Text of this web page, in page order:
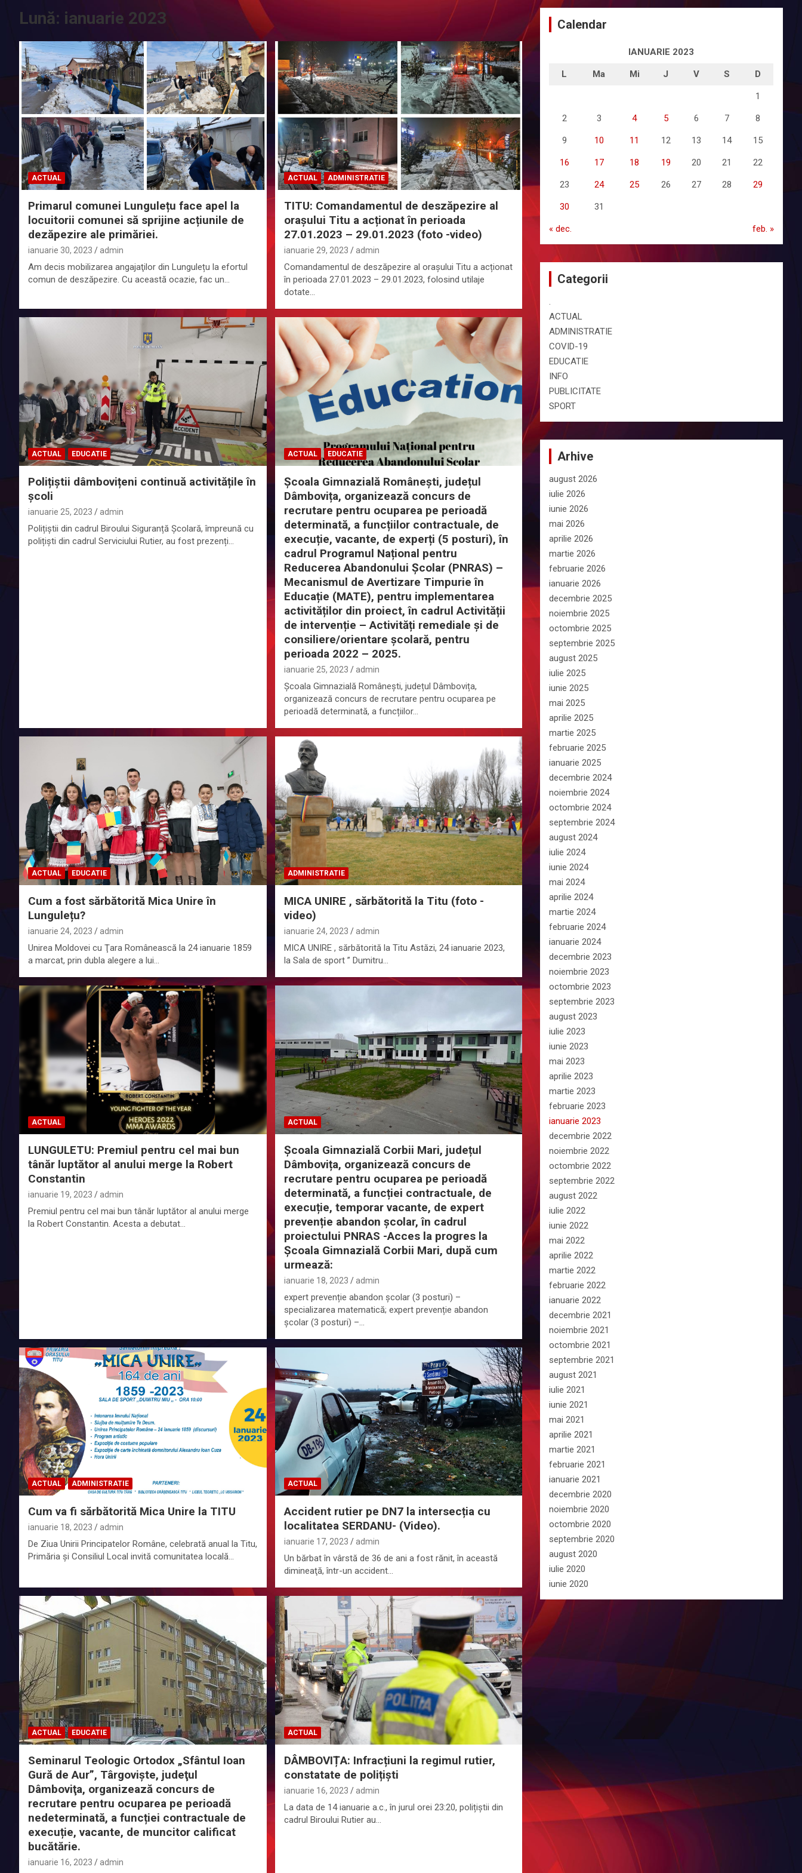
Lună: ianuarie 2023
ACTUAL
Primarul comunei Lungulețu face apel la
locuitorii comunei să sprijine acțiunile de
dezăpezire ale primăriei.
ianuarie 30, 2023 admin
Am decis mobilizarea angajaţilor din Lungulețu la efortul
comun de deszăpezire. Cu această ocazie, fac un…
ACTUAL ADMINISTRATIE
TITU: Comandamentul de deszăpezire al
orașului Titu a acționat în perioada
27.01.2023 – 29.01.2023 (foto -video)
ianuarie 29, 2023 admin
Comandamentul de deszăpezire al orașului Titu a acționat
în perioada 27.01.2023 – 29.01.2023, folosind utilaje
dotate…
ACTUAL EDUCATIE
Polițiștii dâmbovițeni continuă activitățile în
școli
ianuarie 25, 2023 admin
Polițiștii din cadrul Biroului Siguranță Școlară, împreună cu
polițiști din cadrul Serviciului Rutier, au fost prezenți…
ACTUAL EDUCATIE
Școala Gimnazială Românești, județul
Dâmbovița, organizează concurs de
recrutare pentru ocuparea pe perioadă
determinată, a funcțiilor contractuale, de
execuție, vacante, de experți (5 posturi), în
cadrul Programul Național pentru
Reducerea Abandonului Școlar (PNRAS) –
Mecanismul de Avertizare Timpurie în
Educație (MATE), pentru implementarea
activităților din proiect, în cadrul Activității
de intervenție – Activități remediale și de
consiliere/orientare școlară, pentru
perioada 2022 – 2025.
ianuarie 25, 2023 admin
Școala Gimnazială Românești, județul Dâmbovița,
organizează concurs de recrutare pentru ocuparea pe
perioadă determinată, a funcțiilor…
ACTUAL EDUCATIE
Cum a fost sărbătorită Mica Unire în
Lungulețu?
ianuarie 24, 2023 admin
Unirea Moldovei cu Ţara Românească la 24 ianuarie 1859
a marcat, prin dubla alegere a lui…
ADMINISTRATIE
MICA UNIRE , sărbătorită la Titu (foto -
video)
ianuarie 24, 2023 admin
MICA UNIRE , sărbătorită la Titu Astăzi, 24 ianuarie 2023,
la Sala de sport ” Dumitru…
ACTUAL
LUNGULETU: Premiul pentru cel mai bun
tânăr luptător al anului merge la Robert
Constantin
ianuarie 19, 2023 admin
Premiul pentru cel mai bun tânăr luptător al anului merge
la Robert Constantin. Acesta a debutat…
ACTUAL
Şcoala Gimnazială Corbii Mari, județul
Dâmbovița, organizează concurs de
recrutare pentru ocuparea pe perioadă
determinată, a funcției contractuale, de
execuție, temporar vacante, de expert
prevenție abandon școlar, în cadrul
proiectului PNRAS -Acces la progres la
Școala Gimnazială Corbii Mari, după cum
urmează:
ianuarie 18, 2023 admin
expert prevenție abandon școlar (3 posturi) –
specializarea matematică; expert prevenție abandon
școlar (3 posturi) –…
ACTUAL ADMINISTRATIE
Cum va fi sărbătorită Mica Unire la TITU
ianuarie 18, 2023 admin
De Ziua Unirii Principatelor Române, celebrată anual la Titu,
Primăria și Consiliul Local invită comunitatea locală…
ACTUAL
Accident rutier pe DN7 la intersecția cu
localitatea SERDANU- (Video).
ianuarie 17, 2023 admin
Un bărbat în vârstă de 36 de ani a fost rănit, în această
dimineaţă, într-un accident…
ACTUAL EDUCATIE
Seminarul Teologic Ortodox „Sfântul Ioan
Gură de Aur”, Târgoviște, judeţul
Dâmboviţa, organizează concurs de
recrutare pentru ocuparea pe perioadă
nedeterminată, a funcției contractuale de
execuție, vacante, de muncitor calificat
bucătărie.
ianuarie 16, 2023 admin
ACTUAL
DÂMBOVIȚA: Infracțiuni la regimul rutier,
constatate de polițiști
ianuarie 16, 2023 admin
La data de 14 ianuarie a.c., în jurul orei 23:20, polițiștii din
cadrul Biroului Rutier au…
Calendar
IANUARIE 2023
L Ma Mi J V S D
1
2 3 4 5 6 7 8
9 10 11 12 13 14 15
16 17 18 19 20 21 22
23 24 25 26 27 28 29
30 31
« dec. feb. »
Categorii
.
ACTUAL
ADMINISTRATIE
COVID-19
EDUCATIE
INFO
PUBLICITATE
SPORT
Arhive
august 2026
iulie 2026
iunie 2026
mai 2026
aprilie 2026
martie 2026
februarie 2026
ianuarie 2026
decembrie 2025
noiembrie 2025
octombrie 2025
septembrie 2025
august 2025
iulie 2025
iunie 2025
mai 2025
aprilie 2025
martie 2025
februarie 2025
ianuarie 2025
decembrie 2024
noiembrie 2024
octombrie 2024
septembrie 2024
august 2024
iulie 2024
iunie 2024
mai 2024
aprilie 2024
martie 2024
februarie 2024
ianuarie 2024
decembrie 2023
noiembrie 2023
octombrie 2023
septembrie 2023
august 2023
iulie 2023
iunie 2023
mai 2023
aprilie 2023
martie 2023
februarie 2023
ianuarie 2023
decembrie 2022
noiembrie 2022
octombrie 2022
septembrie 2022
august 2022
iulie 2022
iunie 2022
mai 2022
aprilie 2022
martie 2022
februarie 2022
ianuarie 2022
decembrie 2021
noiembrie 2021
octombrie 2021
septembrie 2021
august 2021
iulie 2021
iunie 2021
mai 2021
aprilie 2021
martie 2021
februarie 2021
ianuarie 2021
decembrie 2020
noiembrie 2020
octombrie 2020
septembrie 2020
august 2020
iulie 2020
iunie 2020